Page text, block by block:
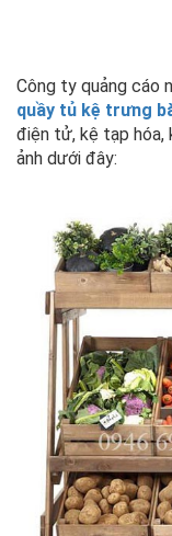
Công ty quảng cáo
quầy tủ kệ trưng
điện tử, kệ tạp hóa,
ảnh dưới đây: